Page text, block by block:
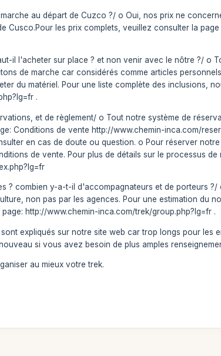
au départ de Cuzco ?/ o Oui, nos prix ne
Cusco.Pour les prix complets, veuillez consulter la
il l'acheter sur place ? et non venir avec le nôtre ?/ o
de marche car considérés comme articles
du matériel. Pour une liste complète des inclusions,
.
et de règlement/ o Tout notre système de
Conditions de vente http://www.chemin-inca.com/
en cas de doute ou question. o Pour réserver
de vente. Pour plus de détails sur le processus
? combien y-a-t-il d'accompagnateurs et de porteurs ?/
non pas par les agences. Pour une estimation du
http://www.chemin-inca.com/trek/group.php?lg=fr .
expliqués sur notre site web car trop longs pour les
si vous avez besoin de plus amples
au mieux votre trek.